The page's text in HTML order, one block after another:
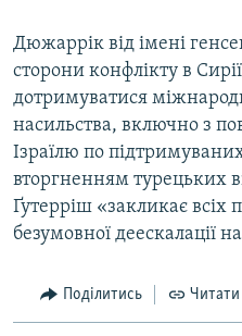
Дюжаррік від імені
сторони конфлікту в
дотримуватися
насильства, включно з
Ізраїлю по
вторгненням турецьких
Ґутерріш «закликає всіх
безумовної деескалації
Поділитись Читати